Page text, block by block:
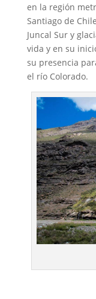
en la región
Santiago de
Juncal Sur y
vida y en su
su presencia
el río Colorado.